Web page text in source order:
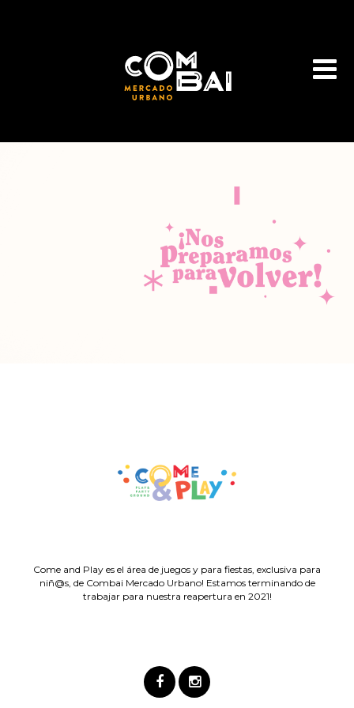
Come and Play es el área de juegos y para fiestas, exclusiva para
niñ@s, de Combai Mercado Urbano! Estamos terminando de
trabajar para nuestra reapertura en 2021!